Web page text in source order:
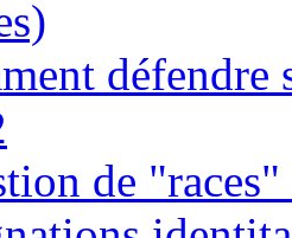
défendre
de